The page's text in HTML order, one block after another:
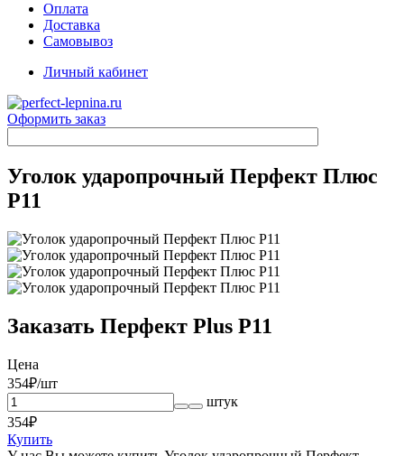
Оплата
Доставка
Самовывоз
Личный кабинет
Оформить заказ
Уголок ударопрочный Перфект Плюс
P11
Заказать Перфект Plus P11
Цена
354₽/шт
штук
354₽
Купить